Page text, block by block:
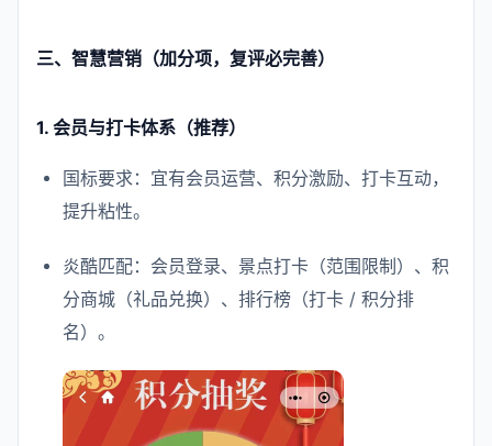
三、智慧营销（加分项，复评必完善）
1. 会员与打卡体系（推荐）
国标要求：宜有会员运营、积分激励、打卡互动，
提升粘性。
炎酷匹配：会员登录、景点打卡（范围限制）、积
分商城（礼品兑换）、排行榜（打卡 / 积分排
名）。